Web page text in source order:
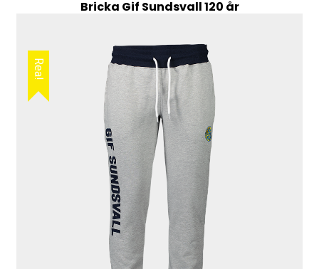
Bricka Gif Sundsvall 120 år
Rea!